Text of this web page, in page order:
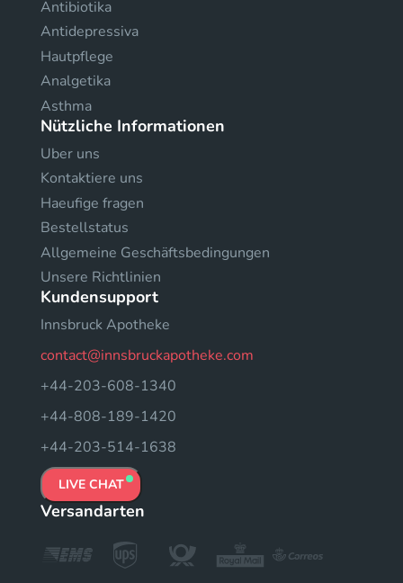
Antibiotika
Antidepressiva
Hautpflege
Analgetika
Asthma
Nützliche Informationen
Uber uns
Kontaktiere uns
Haeufige fragen
Bestellstatus
Allgemeine Geschäftsbedingungen
Unsere Richtlinien
Kundensupport
Innsbruck Apotheke
contact@innsbruckapotheke.com
+44-203-608-1340
+44-808-189-1420
+44-203-514-1638
LIVE CHAT
Versandarten